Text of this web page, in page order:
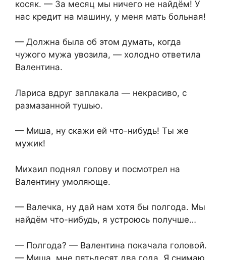
косяк. — За месяц мы ничего не найдём! У
нас кредит на машину, у меня мать больная!
— Должна была об этом думать, когда
чужого мужа увозила, — холодно ответила
Валентина.
Лариса вдруг заплакала — некрасиво, с
размазанной тушью.
— Миша, ну скажи ей что-нибудь! Ты же
мужик!
Михаил поднял голову и посмотрел на
Валентину умоляюще.
— Валечка, ну дай нам хотя бы полгода. Мы
найдём что-нибудь, я устроюсь получше…
— Полгода? — Валентина покачала головой.
— Миша, мне пятьдесят два года. Я снимаю